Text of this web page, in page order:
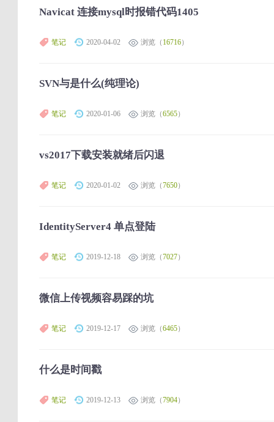
Navicat 连接mysql时报错代码1405
笔记 2020-04-02 浏览（ 16716）
SVN与是什么(纯理论)
笔记 2020-01-06 浏览（6565）
vs2017下载安装就绪后闪退
笔记 2020-01-02 浏览（7650）
IdentityServer4 单点登陆
笔记 2019-12-18 浏览（7027）
微信上传视频容易踩的坑
笔记 2019-12-17 浏览（6465）
什么是时间戳
笔记 2019-12-13 浏览（7904）